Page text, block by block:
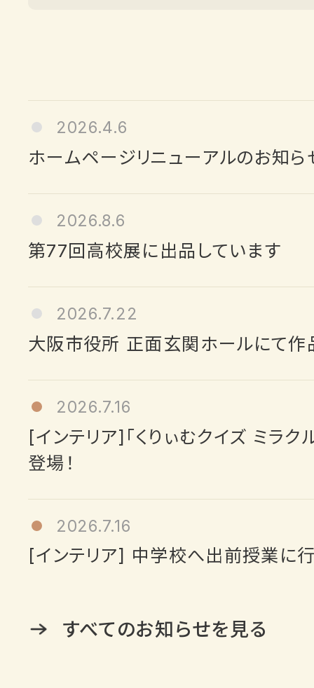
2026.4.6
ホームページリニューアルのお知ら
2026.8.6
第77回高校展に出品しています
2026.7.22
大阪市役所 正面玄関ホールにて作
2026.7.16
[インテリア]「くりぃむクイズ ミラク
登場！
2026.7.16
[インテリア] 中学校へ出前授業に
すべてのお知らせを見る